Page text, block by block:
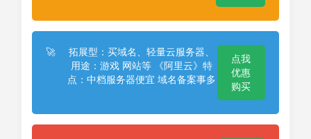
🚀
拓展型：买域名、轻量云服务器、
用途：游戏 网站等 《阿里云》特
点：中档服务器便宜 域名备案事多
点我
优惠
购买